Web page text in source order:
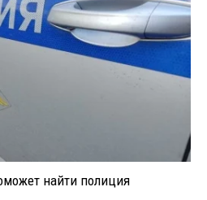
найти полиция